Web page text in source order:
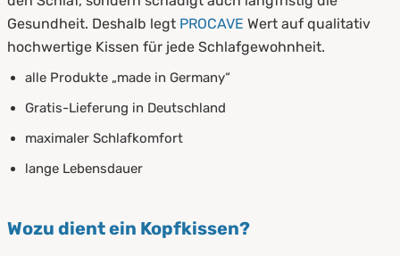
2.4 Dinkelkissen
2.5 Nackenkissen
2.6 Stillkissen
4.
Pflegetipps für Kopfkissen
Gesundheit. Deshalb legt PROCAVE Wert auf qualitativ
hochwertige Kissen für jede Schlafgewohnheit.
alle Produkte „made in Germany“
Gratis-Lieferung in Deutschland
maximaler Schlafkomfort
lange Lebensdauer
Wozu dient ein Kopfkissen?